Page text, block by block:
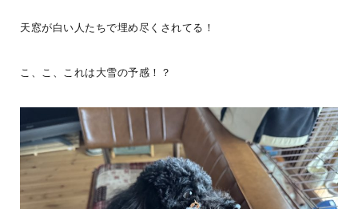
はもう少しおとなにな ...続きを読む
LOGWAYだより 全国のBESS BESS広島
シェア
2026年08月09日
天窓が白い人たちで埋め尽くされてる！
こ、こ、これは大雪の予感！？